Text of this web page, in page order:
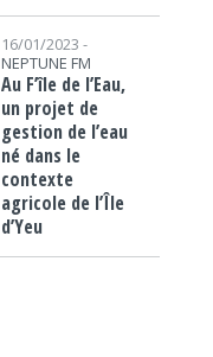
16/01/2023 -
NEPTUNE FM
Au F’île de l’Eau,
un projet de
gestion de l’eau
né dans le
contexte
agricole de l’Île
d’Yeu